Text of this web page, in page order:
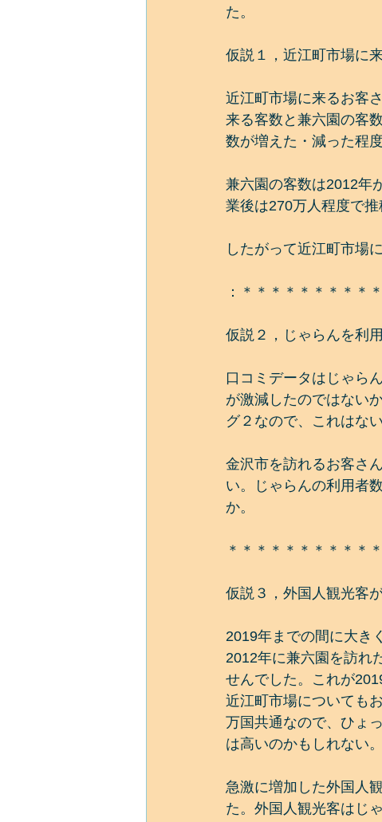
た。
仮説１，近江町市場に
近江町市場に来るお客
来る客数と兼六園の客
数が増えた・減った程
兼六園の客数は2012年
業後は270万人程度で
したがって近江町市場
：＊＊＊＊＊＊＊＊＊
仮説２，じゃらんを利
口コミデータはじゃら
が激減したのではない
グ２なので、これはない
金沢市を訪れるお客さ
い。じゃらんの利用者
か。
＊＊＊＊＊＊＊＊＊＊
仮説３，外国人観光客
2019年までの間に大き
2012年に兼六園を訪れ
せんでした。これが
近江町市場についても
万国共通なので、ひょ
は高いのかもしれない。
急激に増加した外国人
た。外国人観光客はじ